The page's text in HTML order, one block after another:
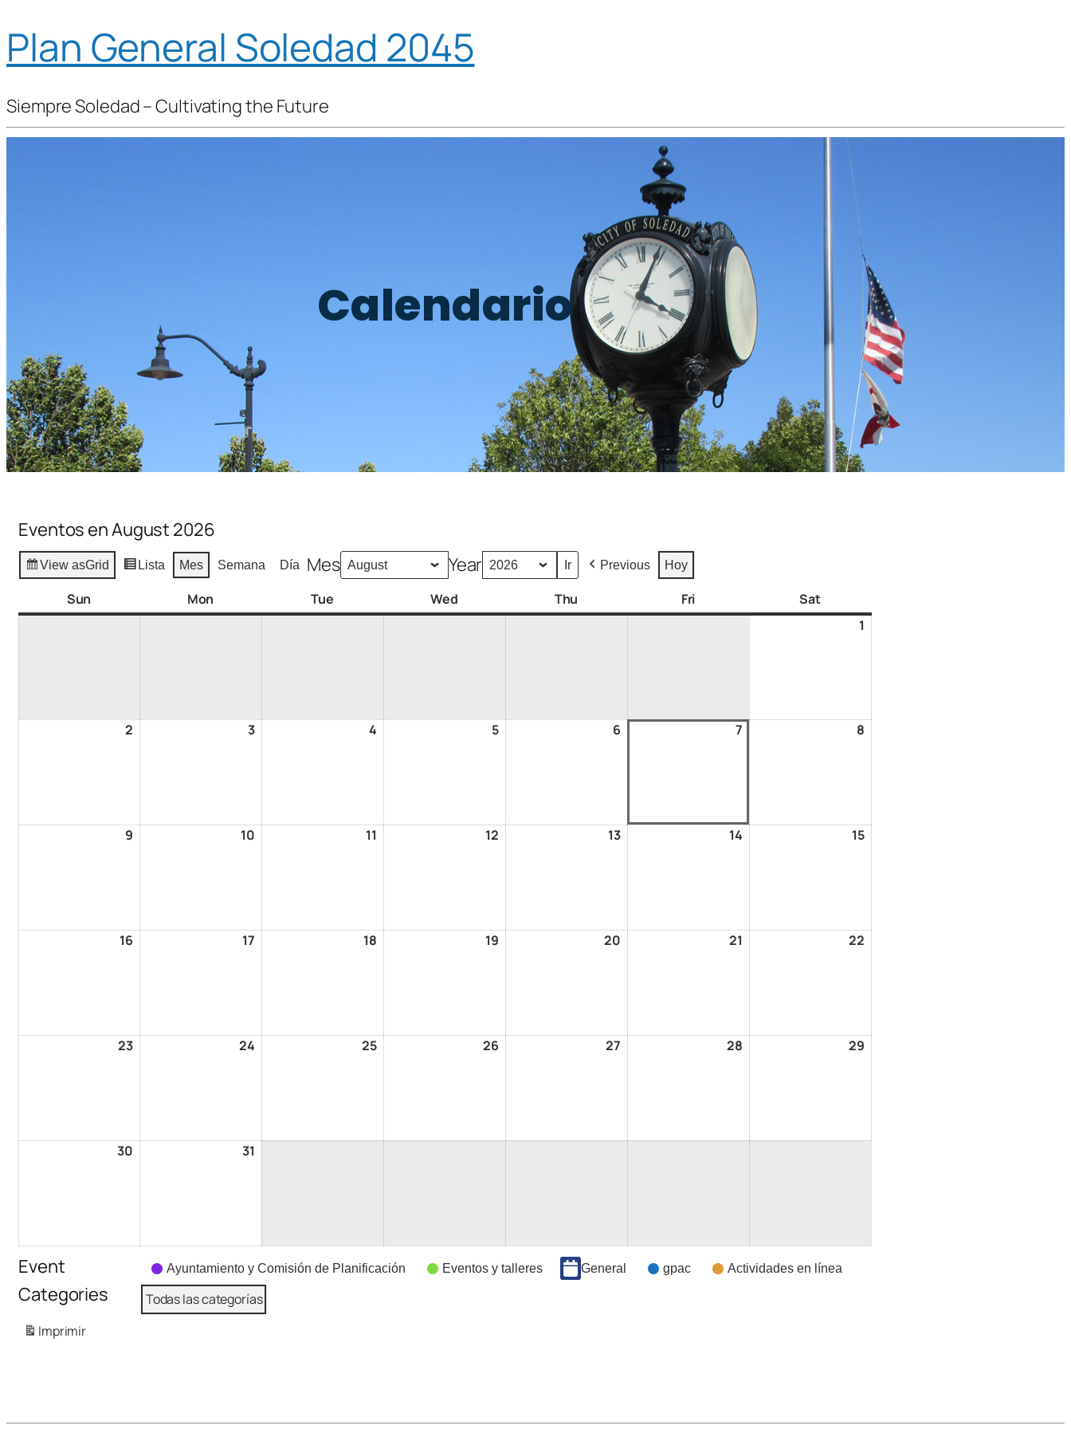
Plan General Soledad 2045
Siempre Soledad – Cultivating the Future
Calendario
Eventos en August 2026
View asGrid Lista Mes Semana Día Mes Year Previous Hoy
Sun Mon Tue Wed Thu Fri
Sat
1
2 3 4 5 6 7 8
9 10 11 12 13 14 15
16 17 18 19 20 21 22
23 24 25 26 27 28 29
30 31
Event
Categories
Ayuntamiento y Comisión de Planificación Eventos y talleres General gpac Actividades en línea
Todas las categorías
Imprimir